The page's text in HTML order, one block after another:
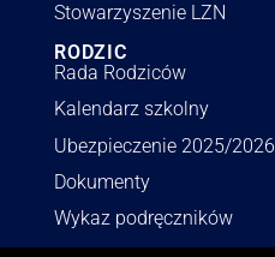
Stowarzyszenie LZN
RODZIC
Rada Rodziców
Kalendarz szkolny
Ubezpieczenie 2025/2026
Dokumenty
Wykaz podręczników